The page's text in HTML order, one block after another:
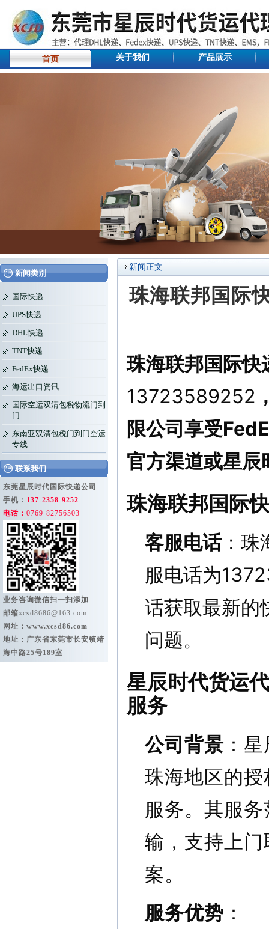
首页 关于我们 产品展示
新闻类别
国际快递
UPS快递
DHL快递
TNT快递
FedEx快递
海运出口资讯
国际空运双清包税物流门到
门
东南亚双清包税门到门空运
专线
联系我们
东莞星辰时代国际快递公司
手机： 137-2358-9252
电话： 0769-82756503
业务咨询微信扫一扫添加
邮箱xcsd8686@163.com
网址： www.xcsd86.com
地址：广东省东莞市长安镇靖
海中路25号189室
新闻正文
珠海联邦国际
珠海联邦国际
13723589252
限公司享受
官方渠道或星辰
珠海联邦国际
客服电话：珠
服电话为
话获取最新的
问题。
星辰时代货运
服务
公司背景 ：
珠海地区的
服务。其服
输，支持上
案。
服务优势 ：